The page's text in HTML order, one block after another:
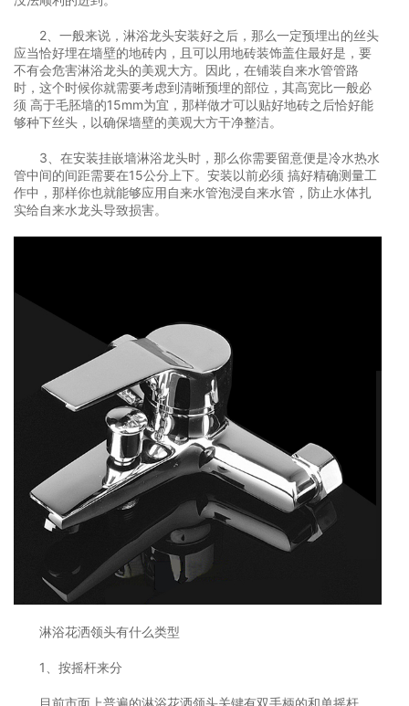
2、一般来说，淋浴龙头安装好之后，那么一定预埋出的丝头
应当恰好埋在墙壁的地砖内，且可以用地砖装饰盖住最好是，要
不有会危害淋浴龙头的美观大方。因此，在铺装自来水管管路
时，这个时候你就需要考虑到清晰预埋的部位，其高宽比一般必
须 高于毛胚墙的15mm为宜，那样做才可以贴好地砖之后恰好能
够种下丝头，以确保墙壁的美观大方干净整洁。
3、在安装挂嵌墙淋浴龙头时，那么你需要留意便是冷水热水
管中间的间距需要在15公分上下。安装以前必须 搞好精确测量工
作中，那样你也就能够应用自来水管泡浸自来水管，防止水体扎
实给自来水龙头导致损害。
淋浴花洒领头有什么类型
1、按摇杆来分
目前市面上普遍的淋浴花洒领头关键有双手柄的和单摇杆